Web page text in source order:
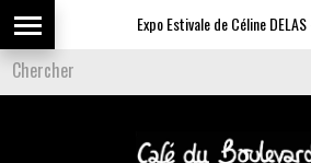
Expo Estivale de Céline